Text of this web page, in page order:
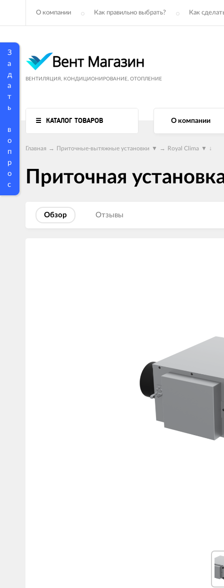
З
а
д
а
т
ь
в
о
п
р
о
с
О компании Как правильно выбрать? Как
ВЕНТИЛЯЦИЯ, КОНДИЦИОНИРОВАНИЕ, ОТОПЛЕНИЕ
КАТАЛОГ ТОВАРОВ О компании
Главная → Приточные-вытяжные установки ▼ → Royal Clima ▼ ↓
Приточная
Обзор Отзывы